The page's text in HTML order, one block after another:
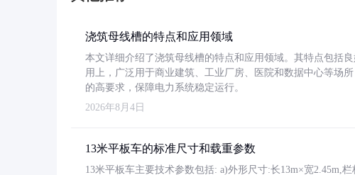
浇筑母线槽的特点和应用领域
本文详细介绍了浇筑母线槽的特点和应用领域。其特点包括
用上，广泛用于商业建筑、工业厂房、医院和数据中心等场
的高要求，保障电力系统稳定运行。
2026年8月4日
13米平板车的标准尺寸和载重参数
13米平板车主要技术参数包括: a)外形尺寸:长13m×宽2.45m,